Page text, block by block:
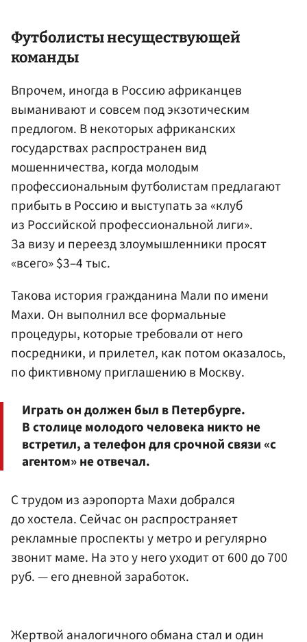
Футболисты несуществующей
команды
Впрочем, иногда в Россию африканцев
выманивают и совсем под экзотическим
предлогом. В некоторых африканских
государствах распространен вид
мошенничества, когда молодым
профессиональным футболистам предлагают
прибыть в Россию и выступать за «клуб
из Российской профессиональной лиги».
За визу и переезд злоумышленники просят
«всего» $3–4 тыс.
Такова история гражданина Мали по имени
Махи. Он выполнил все формальные
процедуры, которые требовали от него
посредники, и прилетел, как потом оказалось,
по фиктивному приглашению в Москву.
Играть он должен был в Петербурге.
В столице молодого человека никто не
встретил, а телефон для срочной связи «с
агентом» не отвечал.
С трудом из аэропорта Махи добрался
до хостела. Сейчас он распространяет
рекламные проспекты у метро и регулярно
звонит маме. На это у него уходит от 600 до 700
руб. — его дневной заработок.
Жертвой аналогичного обмана стал и один